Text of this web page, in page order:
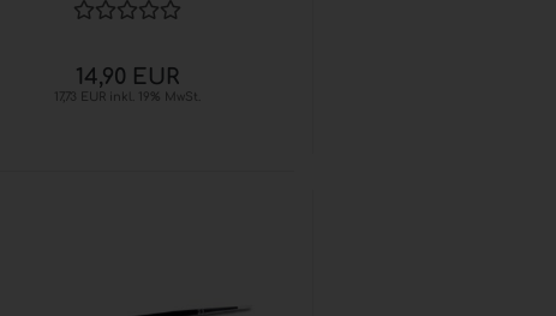
14,90 EUR
17,73 EUR inkl. 19% MwSt.